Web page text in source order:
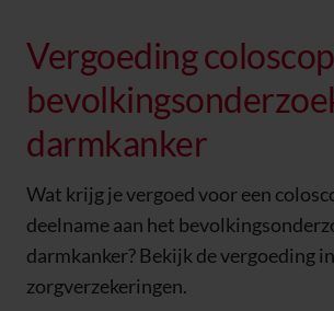
Vergoeding
darmkanker
Wat krijg je vergoed voor een
deelname aan het
darmkanker? Bekijk de vergoeding
zorgverzekeringen.